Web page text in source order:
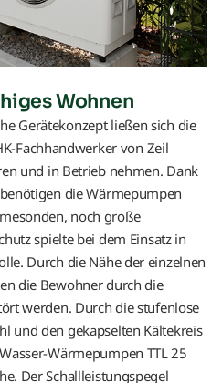
Wohnen
Gerätekonzept ließen sich die
Fachhandwerker von Zeil
und in Betrieb nehmen. Dank
die Wärmepumpen
noch große
spielte bei dem Einsatz in
Durch die Nähe der einzelnen
die Bewohner durch die
werden. Durch die stufenlose
und den gekapselten Kältekreis
Wärmepumpen TTL 25
Der Schallleistungspegel